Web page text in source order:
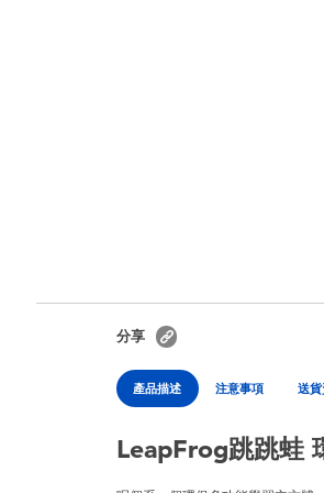
分享
產品描述 注意事項 送
LeapFrog跳跳蛙